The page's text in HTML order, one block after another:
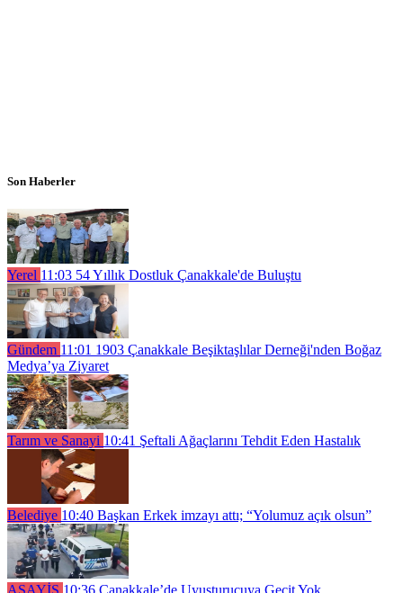
Son Haberler
Yerel 11:03 54 Yıllık Dostluk Çanakkale'de Buluştu
Gündem 11:01 1903 Çanakkale Beşiktaşlılar Derneği'nden Boğaz
Medya’ya Ziyaret
Tarım ve Sanayi 10:41 Şeftali Ağaçlarını Tehdit Eden Hastalık
Belediye 10:40 Başkan Erkek imzayı attı; “Yolumuz açık olsun”
ASAYİŞ 10:36 Çanakkale’de Uyuşturucuya Geçit Yok